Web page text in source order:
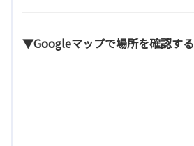
▼Googleマップで場所を確認する